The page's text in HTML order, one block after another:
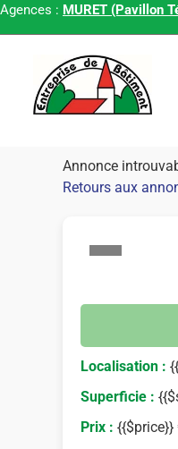
Agences : MURET (Pavillon
Annonce
Retours aux
Localisation :
Superficie :
Prix : {{$price}}